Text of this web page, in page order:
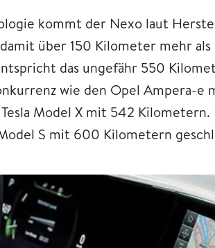
kommt der Nexo laut
über 150 Kilometer mehr als
das ungefähr 550
wie den Opel Ampera-e
Model X mit 542 Kilometern.
S mit 600 Kilometern